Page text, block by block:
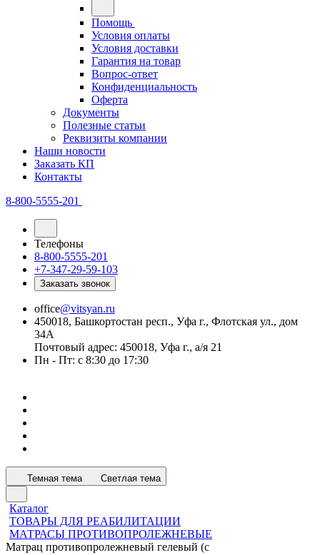
Помощь
Условия оплаты
Условия доставки
Гарантия на товар
Вопрос-ответ
Конфиденциальность
Оферта
Документы
Полезные статьи
Реквизиты компании
Наши новости
Заказать КП
Контакты
8-800-5555-201
Телефоны
8-800-5555-201
+7-347-29-59-103
Заказать звонок
office@vitsyan.ru
450018, Башкортостан респ., Уфа г., Флотская ул., дом
34А
Почтовый адрес: 450018, Уфа г., а/я 21
Пн - Пт: с 8:30 до 17:30
Темная тема Светлая тема
Каталог
ТОВАРЫ ДЛЯ РЕАБИЛИТАЦИИ
МАТРАСЫ ПРОТИВОПРОЛЕЖНЕВЫЕ
Матрац противопролежневый гелевый (с